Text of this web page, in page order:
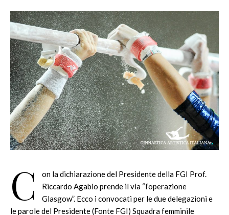
C
on la dichiarazione del Presidente della FGI Prof.
Riccardo Agabio prende il via “l’operazione
Glasgow”. Ecco i convocati per le due delegazioni e
le parole del Presidente (Fonte FGI) Squadra femminile